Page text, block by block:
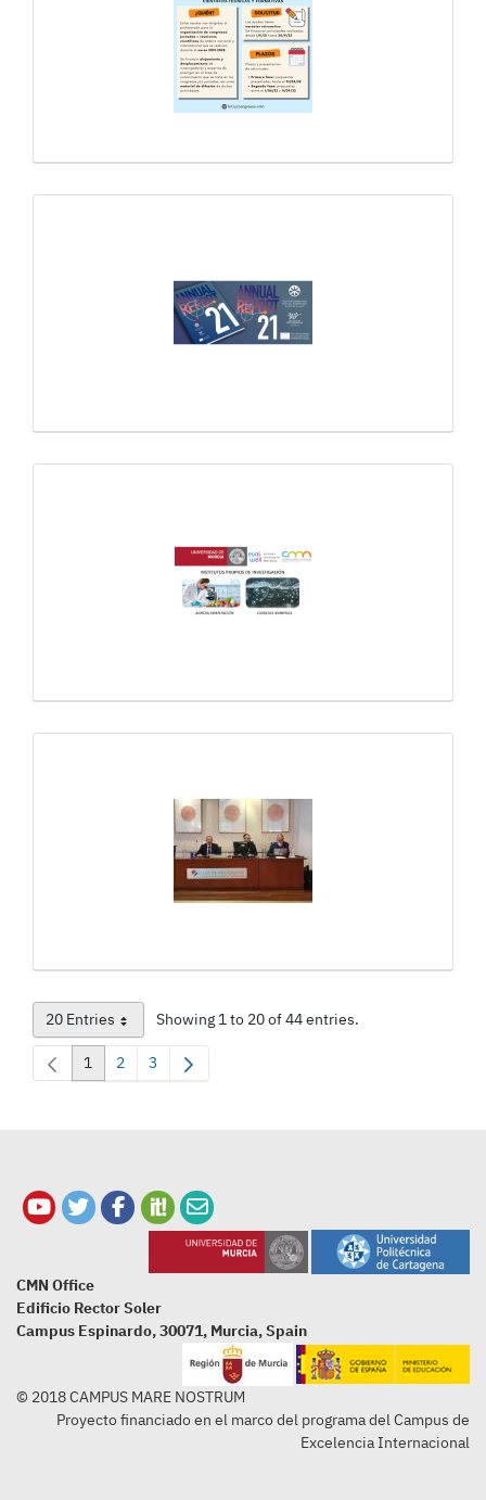
20 EntriesPer Page Showing 1 to 20 of 44 entries.
Page
1 Page
2 Page
3
CMN Office
Edificio Rector Soler
Campus Espinardo, 30071, Murcia, Spain
© 2018 CAMPUS MARE NOSTRUM
Proyecto financiado en el marco del programa del Campus de
Excelencia Internacional